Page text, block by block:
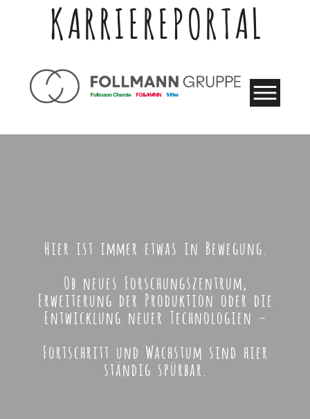
KARRIEREPORTAL
Hier ist immer etwas in Bewegung.
Ob neues Forschungszentrum,
Erweiterung der Produktion oder die
Entwicklung neuer Technologien –
Fortschritt und Wachstum sind hier
ständig spürbar.